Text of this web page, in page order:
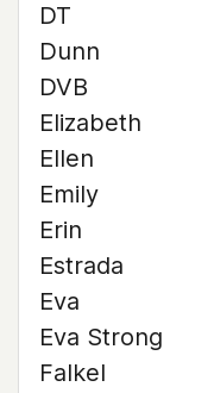
DT
Dunn
DVB
Elizabeth
Ellen
Emily
Erin
Estrada
Eva
Eva Strong
Falkel